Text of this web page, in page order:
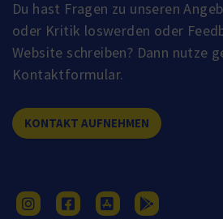
Du hast Fragen zu unseren
oder Kritik loswerden oder
Website schreiben? Dann nutze
Kontaktformular.
KONTAKT AUFNEHMEN